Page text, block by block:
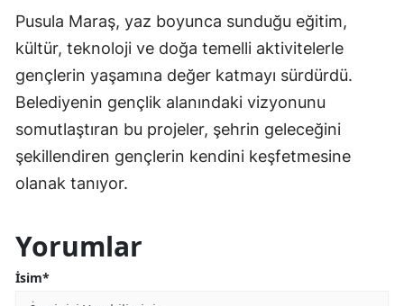
Pusula Maraş, yaz boyunca sunduğu eğitim,
kültür, teknoloji ve doğa temelli aktivitelerle
gençlerin yaşamına değer katmayı sürdürdü.
Belediyenin gençlik alanındaki vizyonunu
somutlaştıran bu projeler, şehrin geleceğini
şekillendiren gençlerin kendini keşfetmesine
olanak tanıyor.
Yorumlar
İsim*